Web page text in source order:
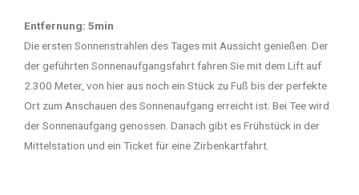
Entfernung: 5min
Die ersten Sonnenstrahlen des Tages mit Aussicht genießen. Der
der geführten Sonnenaufgangsfahrt fahren Sie mit dem Lift auf
2.300 Meter, von hier aus noch ein Stück zu Fuß bis der perfekte
Ort zum Anschauen des Sonnenaufgang erreicht ist. Bei Tee wird
der Sonnenaufgang genossen. Danach gibt es Frühstück in der
Mittelstation und ein Ticket für eine Zirbenkartfahrt.